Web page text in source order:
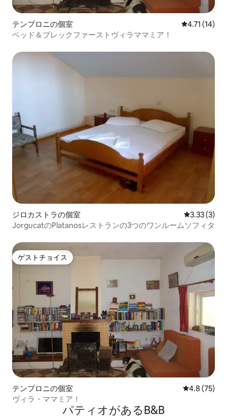
テンプロニの個室 レビュー14
4.71 (14)
ベッド＆ブレックファーストヴィラママミア！
ジロカストラの個室 レビュー3
3.33 (3)
JorgucatのPlatanosレストランの3つのワンルームソフィタ
ゲストチョイス
ゲストチョイス
テンプロニの個室 レビュー75
4.8 (75)
ヴィラ・ママミア！
パティオがあるB&B